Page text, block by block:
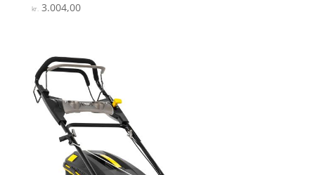
Vurderet
4.7
kr.3.004,00